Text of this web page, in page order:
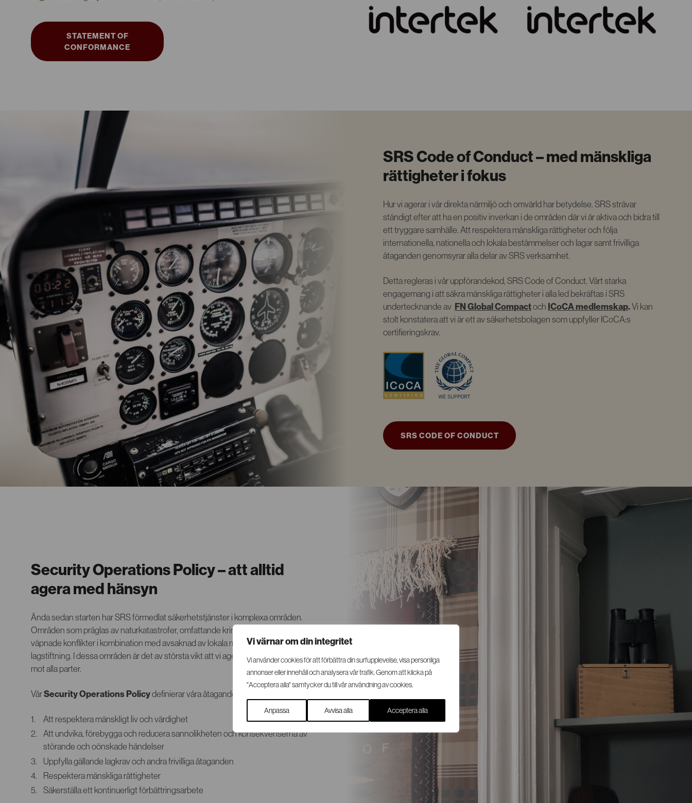
Vi värnar om din integritet
Vi använder cookies för att förbättra din surfupplevelse, visa personliga
annonser eller innehåll och analysera vår trafik. Genom att klicka på
"Acceptera alla" samtycker du till vår användning av cookies.
Anpassa Avvisa alla Acceptera alla
STATEMENT OF
CONFORMANCE
SRS Code of Conduct – med mänskliga
rättigheter i fokus
Hur vi agerar i vår direkta närmiljö och omvärld har betydelse. SRS strävar
ständigt efter att ha en positiv inverkan i de områden där vi är aktiva och bidra till
ett tryggare samhälle. Att respektera mänskliga rättigheter och följa
internationella, nationella och lokala bestämmelser och lagar samt frivilliga
åtaganden genomsyrar alla delar av SRS verksamhet.
Detta regleras i vår uppförandekod, SRS Code of Conduct. Vårt starka
engagemang i att säkra mänskliga rättigheter i alla led bekräftas i SRS
undertecknande av FN Global Compactoch ICoCA medlemskap.Vi kan
stolt konstatera att vi är ett av säkerhetsbolagen som uppfyller ICoCA:s
certifieringskrav.
SRS CODE OF CONDUCT
Security Operations Policy – att alltid
agera med hänsyn
Ända sedan starten har SRS förmedlat säkerhetstjänster i komplexa områden.
Områden som präglas av naturkatastrofer, omfattande kriminalitet eller
väpnade konflikter i kombination med avsaknad av lokala myndigheter eller
lagstiftning. I dessa områden är det av största vikt att vi agerar professionellt
mot alla parter.
VårSecurity Operations Policydefinierar våra åtaganden i alla våra uppdrag:
Att respektera mänskligt liv och värdighet
Att undvika, förebygga och reducera sannolikheten och konsekvenserna av
störande och oönskade händelser
Uppfylla gällande lagkrav och andra frivilliga åtaganden
Respektera mänskliga rättigheter
Säkerställa ett kontinuerligt förbättringsarbete